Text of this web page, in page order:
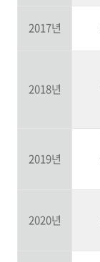
2017년
2018년
2019년
2020년